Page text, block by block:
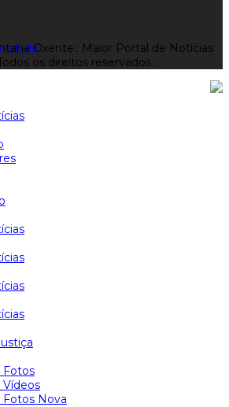
Oxente:: Maior Portal de Notícias
os direitos reservados.
Fotos
Vídeos
Fotos Nova